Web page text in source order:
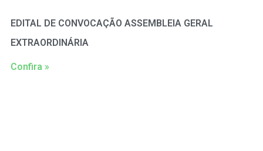
EDITAL DE CONVOCAÇÃO ASSEMBLEIA GERAL
EXTRAORDINÁRIA
Confira »